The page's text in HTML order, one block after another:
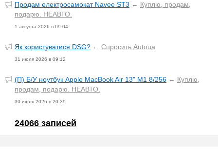
Продам електросамокат Navee ST3 ← Куплю, продам,
подарю. НЕАВТО.
1 августа 2026 в 09:04
Як користуватися DSG? ← Спросить Autoua
31 июля 2026 в 09:12
(П) Б/У ноутбук Apple MacBook Air 13" M1 8/256 ← Куплю,
продам, подарю. НЕАВТО.
30 июля 2026 в 20:39
24066 записей